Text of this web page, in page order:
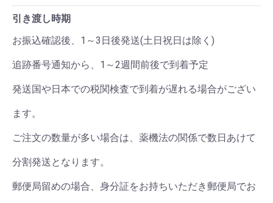
引き渡し時期
お振込確認後、1～3日後発送(土日祝日は除く)
追跡番号通知から、1～2週間前後で到着予定
発送国や日本での税関検査で到着が遅れる場合がござい
ます。
ご注文の数量が多い場合は、薬機法の関係で数日あけて
分割発送となります。
郵便局留めの場合、身分証をお持ちいただき郵便局でお